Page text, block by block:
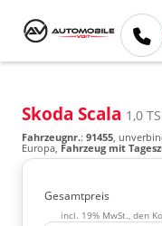
Skoda Scala 1,0
Fahrzeugnr.: 91455,
Europa, Fahrzeug mit
Gesamtpreis
incl. 19% MwSt., den